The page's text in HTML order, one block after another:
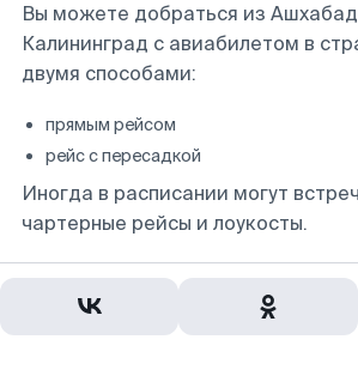
Вы можете добраться из
Калининград с авиабилетом в
двумя способами:
прямым рейсом
рейс с пересадкой
Иногда в расписании могут
чартерные рейсы и лоукосты.